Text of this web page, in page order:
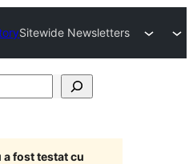
Sitewide Newsletters
a fost testat cu